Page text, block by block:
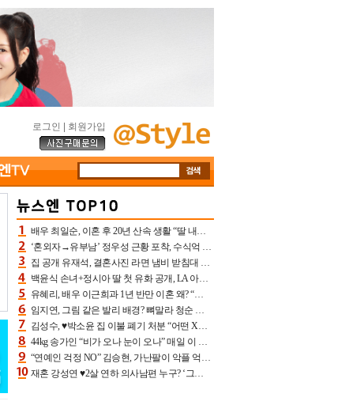
로그인 회원가입
배우 최일순, 이혼 후 20년 산속 생활 “딸 내가 버렸다고 원망‥맘 아파”(특종)[어제TV]
‘혼외자→유부남’ 정우성 근황 포착, 수식억 해킹 피해 후배 만났다 “존경하는”
집 공개 유재석, 결혼사진 라면 냄비 받침대 되고 분노‥가족사진도 피해(놀뭐)[어제TV]
백윤식 손녀+정시아 딸 첫 유화 공개, LA 아트쇼→서울국제조각페스타 작가다운 수준급 실력
유혜리, 배우 이근희과 1년 반만 이혼 왜? “식칼 꽂고 의자 던져” 충격 폭로(특종)[어제TV]
임지연, 그림 같은 발리 배경? 뼈말라 청순 비키니 핏에 상대 안 되네
김성수, ♥박소윤 집 이불 폐기 처분 “어떤 X이랑 썼을지 몰라” 질투(신랑수업2)[어제TV]
44kg 송가인 “비가 오나 눈이 오나” 매일 이 운동, 허벅지 근육량 상승+체지방 감소
“연예인 걱정 NO” 김승현, 가난팔이 악플 억울할만‥아내+딸과 日 여행
재혼 강성연 ♥2살 연하 의사남편 누구? ‘그알’ 자문의에 훈남 비주얼 초엘리트 스펙 [종합]